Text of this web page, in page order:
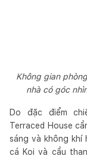
Không gian
nhà có góc
Do đặc điểm
Terraced House
sáng và không khí
cá Koi và cầu